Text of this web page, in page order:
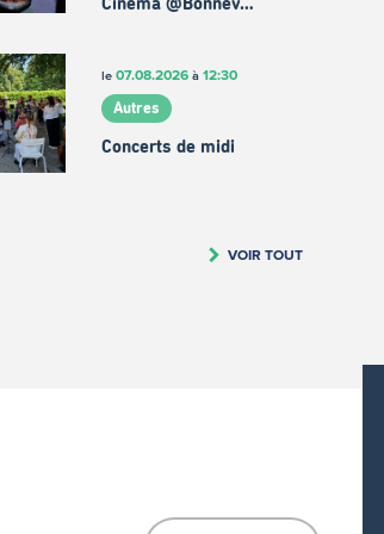
Cinema @Bonnev…
le 07.08.2026à 12:30
Autres
Concerts de midi
VOIR TOUT